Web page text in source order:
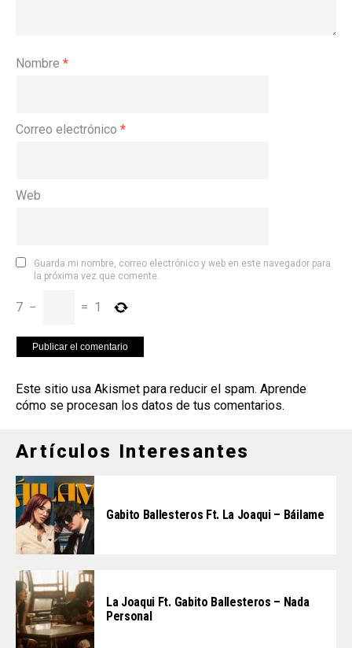
Nombre *
Correo electrónico *
Web
Guarda mi nombre, correo electrónico y web en este navegador para
la próxima vez que comente.
7 − = 1
Este sitio usa Akismet para reducir el spam. Aprende
cómo se procesan los datos de tus comentarios.
Artículos Interesantes
Gabito Ballesteros Ft. La Joaqui – Báilame
La Joaqui Ft. Gabito Ballesteros – Nada
Personal